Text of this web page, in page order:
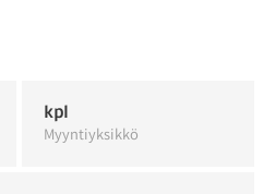
kpl
Myyntiyksikkö